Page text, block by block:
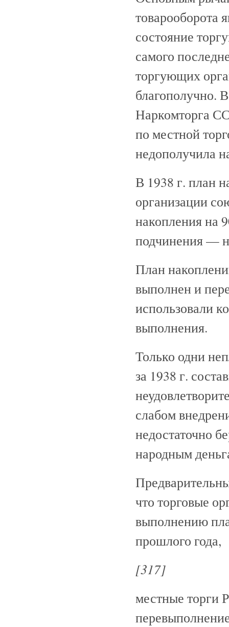
товарооборота
состояние
самого
торгующих
благополучно.
Наркомторга
по местной
недополучила
В 1938 г. план
организации
накопления на
подчинения —
План
выполнен и
использовали
выполнения.
Только одни
за 1938 г.
слабом
недостаточно
народным
что торговые
выполнению
прошлого года,
[317]
местные торги